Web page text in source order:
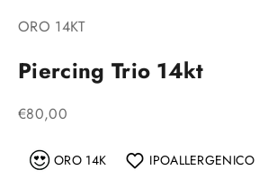
ORO 14KT
Piercing Trio 14kt
Prezzo scontato
€80,00
ORO 14K IPOALLERGENICO